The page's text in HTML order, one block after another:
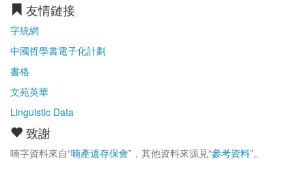
友情鏈接
字統網
中國哲學書電子化計劃
書格
文苑英華
Linguistic Data
致謝
喃字資料來自“喃產遺存保會”，其他資料來源見“參考資料”。